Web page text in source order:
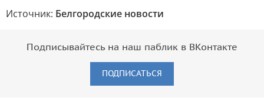
Источник: Белгородские новости
Подписывайтесь на наш паблик в ВКонтакте
ПОДПИСАТЬСЯ